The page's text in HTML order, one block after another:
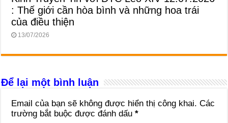
: Thế giới cần hòa bình và những hoa trái
của điều thiện
13/07/2026
Để lại một bình luận
Email của bạn sẽ không được hiển thị công khai. Các
trường bắt buộc được đánh dấu*